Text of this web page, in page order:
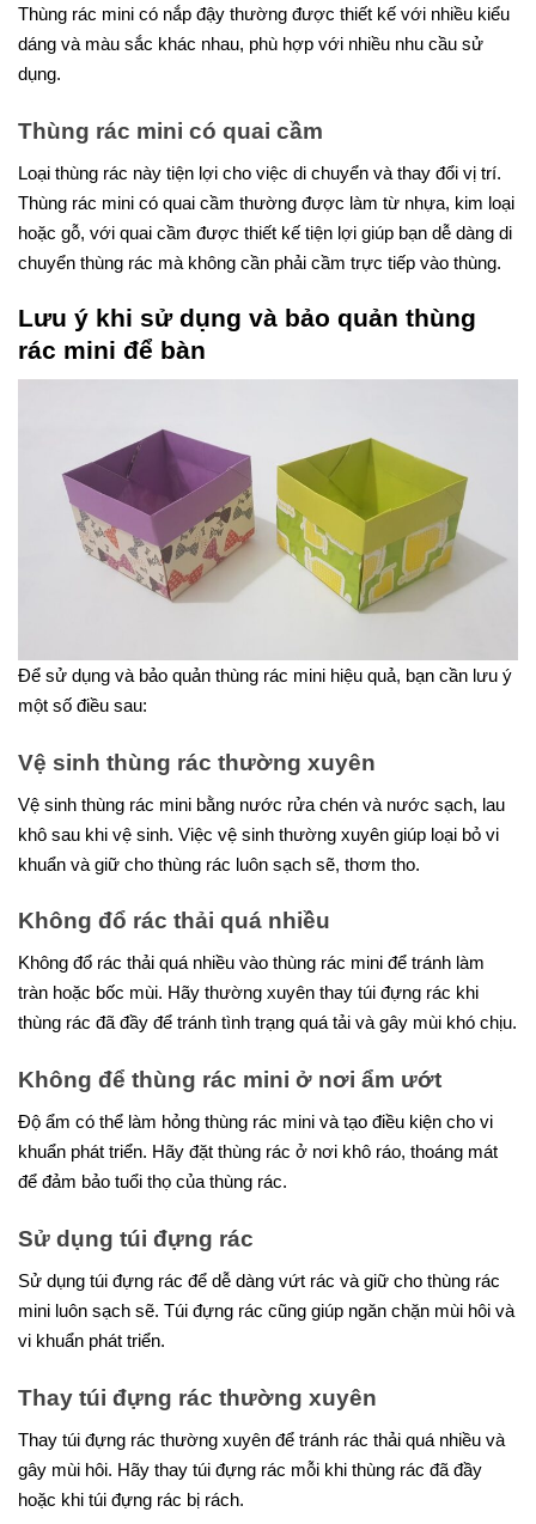
Thùng rác mini có nắp đậy thường được thiết kế với nhiều kiểu
dáng và màu sắc khác nhau, phù hợp với nhiều nhu cầu sử
dụng.
Thùng rác mini có quai cầm
Loại thùng rác này tiện lợi cho việc di chuyển và thay đổi vị trí.
Thùng rác mini có quai cầm thường được làm từ nhựa, kim loại
hoặc gỗ, với quai cầm được thiết kế tiện lợi giúp bạn dễ dàng di
chuyển thùng rác mà không cần phải cầm trực tiếp vào thùng.
Lưu ý khi sử dụng và bảo quản thùng
rác mini để bàn
Để sử dụng và bảo quản thùng rác mini hiệu quả, bạn cần lưu ý
một số điều sau:
Vệ sinh thùng rác thường xuyên
Vệ sinh thùng rác mini bằng nước rửa chén và nước sạch, lau
khô sau khi vệ sinh. Việc vệ sinh thường xuyên giúp loại bỏ vi
khuẩn và giữ cho thùng rác luôn sạch sẽ, thơm tho.
Không đổ rác thải quá nhiều
Không đổ rác thải quá nhiều vào thùng rác mini để tránh làm
tràn hoặc bốc mùi. Hãy thường xuyên thay túi đựng rác khi
thùng rác đã đầy để tránh tình trạng quá tải và gây mùi khó chịu.
Không để thùng rác mini ở nơi ẩm ướt
Độ ẩm có thể làm hỏng thùng rác mini và tạo điều kiện cho vi
khuẩn phát triển. Hãy đặt thùng rác ở nơi khô ráo, thoáng mát
để đảm bảo tuổi thọ của thùng rác.
Sử dụng túi đựng rác
Sử dụng túi đựng rác để dễ dàng vứt rác và giữ cho thùng rác
mini luôn sạch sẽ. Túi đựng rác cũng giúp ngăn chặn mùi hôi và
vi khuẩn phát triển.
Thay túi đựng rác thường xuyên
Thay túi đựng rác thường xuyên để tránh rác thải quá nhiều và
gây mùi hôi. Hãy thay túi đựng rác mỗi khi thùng rác đã đầy
hoặc khi túi đựng rác bị rách.